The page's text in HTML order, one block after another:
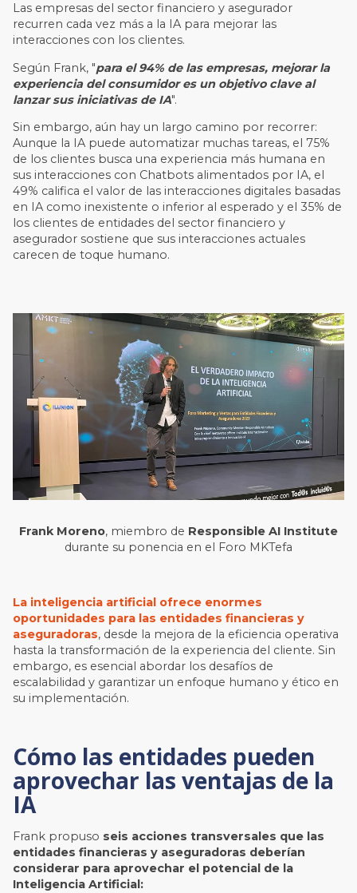
Las empresas del sector financiero y asegurador
recurren cada vez más a la IA para mejorar las
interacciones con los clientes.
Según Frank, "para el 94% de las empresas, mejorar la
experiencia del consumidor es un objetivo clave al
lanzar sus iniciativas de IA".
Sin embargo, aún hay un largo camino por recorrer:
Aunque la IA puede automatizar muchas tareas, el 75%
de los clientes busca una experiencia más humana en
sus interacciones con Chatbots alimentados por IA, el
49% califica el valor de las interacciones digitales basadas
en IA como inexistente o inferior al esperado y el 35% de
los clientes de entidades del sector financiero y
asegurador sostiene que sus interacciones actuales
carecen de toque humano.
Frank Moreno, miembro de Responsible AI Institute
durante su ponencia en el Foro MKTefa
La inteligencia artificial ofrece enormes
oportunidades para las entidades financieras y
aseguradoras, desde la mejora de la eficiencia operativa
hasta la transformación de la experiencia del cliente. Sin
embargo, es esencial abordar los desafíos de
escalabilidad y garantizar un enfoque humano y ético en
su implementación.
Cómo las entidades pueden
aprovechar las ventajas de la
IA
Frank propuso seis acciones transversales que las
entidades financieras y aseguradoras deberían
considerar para aprovechar el potencial de la
Inteligencia Artificial: